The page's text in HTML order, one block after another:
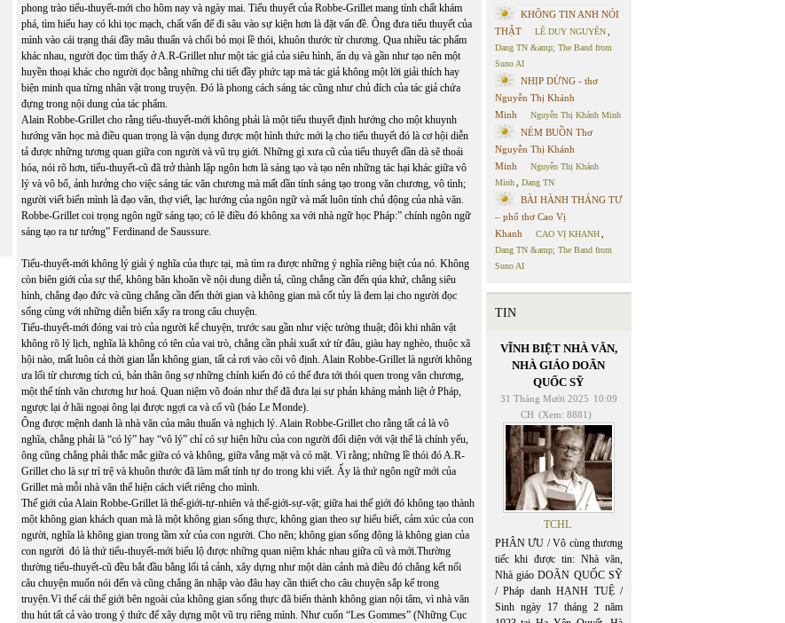
phong trào tiểu-thuyết-mới cho hôm nay và ngày mai. Tiểu thuyết của Robbe-Grillet mang tính chất khám
phá, tìm hiểu hay có khi tọc mạch, chất vấn để đi sâu vào sự kiện hơn là đặt vấn đề. Ông đưa tiểu thuyết của
mình vào cái trạng thái đầy mâu thuẩn và chối bỏ mọi lề thói, khuôn thước từ chương. Qua nhiều tác phẩm
khác nhau, người đọc tìm thấy ở A.R-Grillet như một tác giả của siêu hình, ẩn dụ và gần như tạo nên một
huyền thoại khác cho người đọc bằng những chi tiết đầy phức tạp mà tác giả không một lời giải thích hay
biện minh qua từng nhân vật trong truyện. Đó là phong cách sáng tác cũng như chủ đích của tác giả chứa
đựng trong nội dung của tác phẩm.
Alain Robbe-Grillet cho rằng tiểu-thuyết-mới không phải là một tiểu thuyết định hướng cho một khuynh
hướng văn học mà điều quan trọng là vận dụng được một hình thức mới lạ cho tiểu thuyết đó là cơ hội diễn
tả được những tương quan giữa con người và vũ trụ giới. Những gì xưa cũ của tiểu thuyết dần dà sẽ thoái
hóa, nói rõ hơn, tiểu-thuyết-cũ đã trở thành lập ngôn hơn là sáng tạo và tạo nên những tác hại khác giữa vô
lý và vô bổ, ảnh hưởng cho việc sáng tác văn chương mà mất dần tính sáng tạo trong văn chương, vô tình;
người viết biến mình là đạo văn, thợ viết, lạc hướng của ngôn ngữ và mất luôn tính chủ động của nhà văn.
Robbe-Grillet coi trọng ngôn ngữ sáng tạo; có lẽ điều đó không xa với nhà ngữ học Pháp:” chính ngôn ngữ
sáng tạo ra tư tưởng” Ferdinand de Saussure.
Tiểu-thuyết-mới không lý giải ý nghĩa của thực tại, mà tìm ra được những ý nghĩa riêng biệt của nó. Không
còn biên giới của sự thể, không băn khoăn về nội dung diễn tả, cũng chẳng cần đến qúa khứ, chẳng siêu
hình, chẳng đạo đức và cũng chẳng cần đến thời gian và không gian mà cốt tủy là đem lại cho người đọc
sống cùng với những diễn biến xẩy ra trong câu chuyện.
Tiểu-thuyết-mới đóng vai trò của người kể chuyện, trước sau gần như việc tường thuật; đôi khi nhân vật
không rõ lý lịch, nghĩa là không có tên của vai trò, chẳng cần phải xuất xứ từ đâu, giàu hay nghèo, thuộc xã
hội nào, mất luôn cả thời gian lẫn không gian, tất cả rơi vào cõi vô định. Alain Robbe-Grillet là người không
ưa lối từ chương tích cú, bản thân ông sợ những chính kiến đó có thể đưa tới thói quen trong văn chương,
một thể tính văn chương hư hoá. Quan niệm võ đoán như thế đã đưa lại sự phản kháng mảnh liệt ở Pháp,
ngược lại ở hãi ngoại ông lại được ngợi ca và cổ vũ (báo Le Monde).
Ông được mệnh danh là nhà văn của mâu thuẩn và nghịch lý. Alain Robbe-Grillet cho rằng tất cả là vô
nghĩa, chẳng phải là “có lý” hay “vô lý” chỉ có sự hiện hữu của con người đối diện với vật thể là chính yếu,
ông cũng chẳng phải thắc mắc giữa có và không, giữa vắng mặt và có mặt. Vì rằng; những lề thói đó A.R-
Grillet cho là sự trì trệ và khuôn thước đã làm mất tính tự do trong khi viết. Ấy là thứ ngôn ngữ mới của
Grillet mà mỗi nhà văn thể hiện cách viết riêng cho mình.
Thế giới của Alain Robbe-Grillet là thế-giới-tự-nhiên và thế-giới-sự-vật; giữa hai thế giới đó không tạo thành
một không gian khách quan mà là một không gian sống thực, không gian theo sự hiểu biết, cảm xúc của con
người, nghĩa là không gian trong tầm xử của con người. Cho nên; không gian sống động là không gian của
con người đó là thứ tiểu-thuyết-mới biểu lộ được những quan niệm khác nhau giữa cũ và mới.Thường
thường tiểu-thuyết-cũ đều bắt đầu bằng lối tả cảnh, xây dựng như một dàn cảnh mà điều đó chẳng kết nối
câu chuyện muốn nói đến và cũng chẳng ăn nhập vào đâu hay cần thiết cho câu chuyện sắp kể trong
truyện.Vì thế cái thế giới bên ngoài của không gian sống thực đã biến thành không gian nội tâm, vì nhà văn
thu hút tất cả vào trong ý thức để xây dựng một vũ trụ riêng mình. Như cuốn “Les Gommes” (Những Cục
KHÔNG TIN ANH NÓI
THẬT
LÊ DUY NGUYÊN
Dang TN &amp; The Band from
Suno AI
NHỊP DỪNG - thơ
Nguyễn Thị Khánh
Minh
Nguyễn Thị Khánh Minh
NÉM BUỒN Thơ
Nguyễn Thị Khánh
Minh
Nguyễn Thị Khánh
Minh
Dang TN
BÀI HÀNH THÁNG TƯ
– phổ thơ Cao Vị
Khanh
CAO VỊ KHANH
Dang TN &amp; The Band from
Suno AI
TIN
VĨNH BIỆT NHÀ VĂN,
NHÀ GIÁO DOÃN
QUỐC SỸ
31 Tháng Mười 2025 10:09
CH (Xem: 8881)
TCHL
PHÂN ƯU / Vô cùng thương
tiếc khi được tin: Nhà văn,
Nhà giáo DOÃN QUỐC SỸ
/ Pháp danh HẠNH TUỆ /
Sinh ngày 17 tháng 2 năm